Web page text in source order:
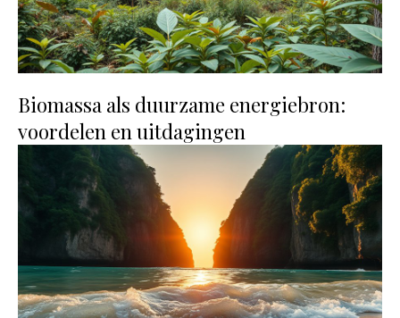
Biomassa als duurzame energiebron:
voordelen en uitdagingen